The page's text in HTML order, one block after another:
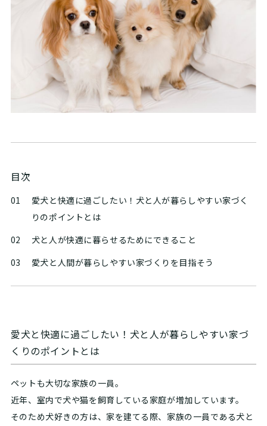
目次
01
愛犬と快適に過ごしたい！犬と人が暮らしやすい家づく
りのポイントとは
02
犬と人が快適に暮らせるためにできること
03
愛犬と人間が暮らしやすい家づくりを目指そう
愛犬と快適に過ごしたい！犬と人が暮らしやすい家づ
くりのポイントとは
ペットも大切な家族の一員。
近年、室内で犬や猫を飼育している家庭が増加しています。
そのため犬好きの方は、家を建てる際、家族の一員である犬と